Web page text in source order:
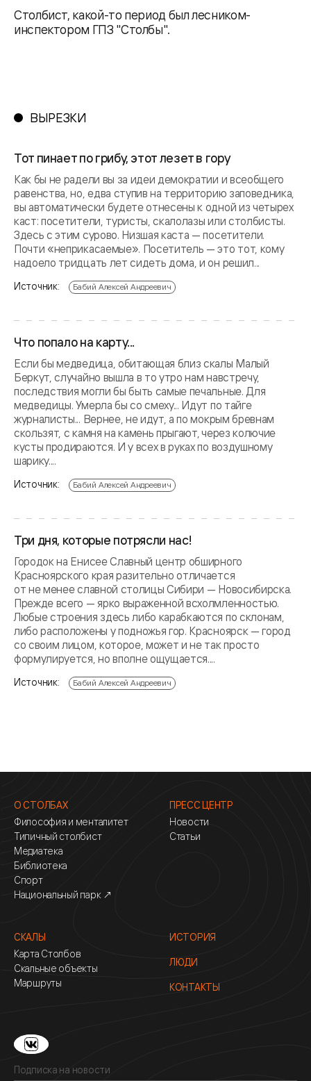
Столбист, какой-то период был лесником-
инспектором ГПЗ "Столбы".
ВЫРЕЗКИ
Тот пинает по грибу, этот лезет в гору
Как бы не радели вы за идеи демократии и всеобщего
равенства, но, едва ступив на территорию заповедника,
вы автоматически будете отнесены к одной из четырех
каст: посетители, туристы, скалолазы или столбисты.
Здесь с этим сурово. Низшая каста — посетители.
Почти «неприкасаемые». Посетитель — это тот, кому
надоело тридцать лет сидеть дома, и он решил...
Источник: Бабий Алексей Андреевич
Что попало на карту...
Если бы медведица, обитающая близ скалы Малый
Беркут, случайно вышла в то утро нам навстречу,
последствия могли бы быть самые печальные. Для
медведицы. Умерла бы со смеху... Идут по тайге
журналисты... Вернее, не идут, а по мокрым бревнам
скользят, с камня на камень прыгают, через колючие
кусты продираются. И у всех в руках по воздушному
шарику....
Источник: Бабий Алексей Андреевич
Три дня, которые потрясли нас!
Городок на Енисее Славный центр обширного
Красноярского края разительно отличается
от не менее славной столицы Сибири — Новосибирска.
Прежде всего — ярко выраженной всхолмленностью.
Любые строения здесь либо карабкаются по склонам,
либо расположены у подножья гор. Красноярск — город
со своим лицом, которое, может и не так просто
формулируется, но вполне ощущается....
Источник: Бабий Алексей Андреевич
О СТОЛБАХ
Философия и менталитет
Типичный столбист
Медиатека
Библиотека
Спорт
Национальный парк ↗
ПРЕСС ЦЕНТР
Новости
Статьи
СКАЛЫ
Карта Столбов
Скальные объекты
Маршруты
ИСТОРИЯ
ЛЮДИ
КОНТАКТЫ
Подписка на новости